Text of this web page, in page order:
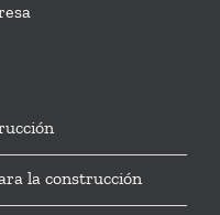
la construcción